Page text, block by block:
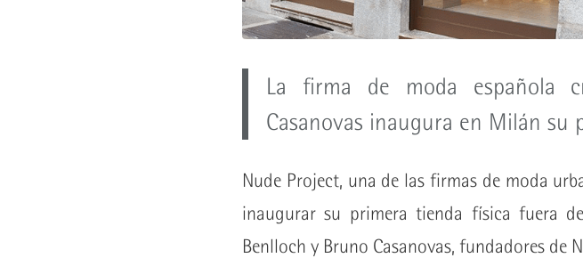
La firma de moda española
Casanovas inaugura en Milán su
Nude Project, una de las firmas de moda
inaugurar su primera tienda física fuera
Benlloch y Bruno Casanovas, fundadores de